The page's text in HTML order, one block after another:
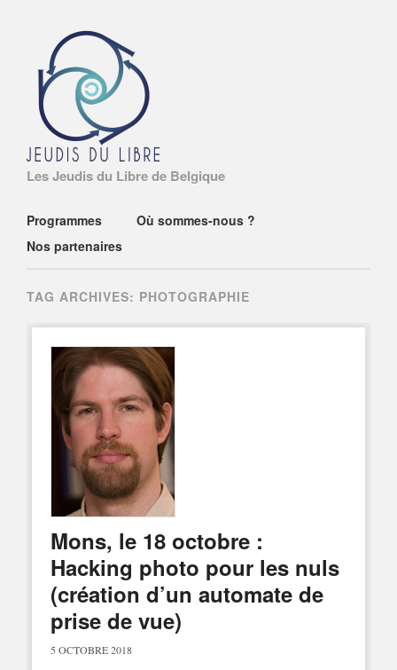
Les Jeudis du Libre de Belgique
Main menu
Skip
to
content
Programmes
Où sommes-nous ?
Nos partenaires
TAG ARCHIVES: PHOTOGRAPHIE
Mons, le 18 octobre :
Hacking photo pour les nuls
(création d’un automate de
prise de vue)
5 OCTOBRE 2018